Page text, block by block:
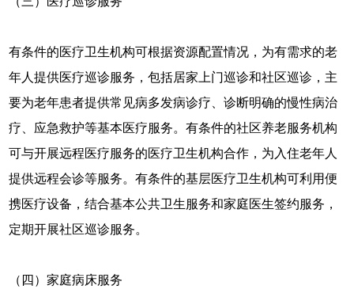
有条件的医疗卫生机构可根据资源配置情况，为有需求的老
年人提供医疗巡诊服务，包括居家上门巡诊和社区巡诊，主
要为老年患者提供常见病多发病诊疗、诊断明确的慢性病治
疗、应急救护等基本医疗服务。有条件的社区养老服务机构
可与开展远程医疗服务的医疗卫生机构合作，为入住老年人
提供远程会诊等服务。有条件的基层医疗卫生机构可利用便
携医疗设备，结合基本公共卫生服务和家庭医生签约服务，
定期开展社区巡诊服务。
（四）家庭病床服务